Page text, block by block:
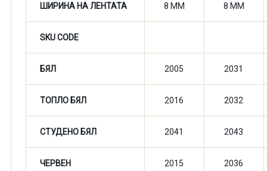
ШИРИНА НА ЛЕНТАТА 8 MM 8 MM
SKU CODE
БЯЛ 2005 2031
ТОПЛО БЯЛ 2016 2032
СТУДЕНО БЯЛ 2041 2043
ЧЕРВЕН 2015 2036